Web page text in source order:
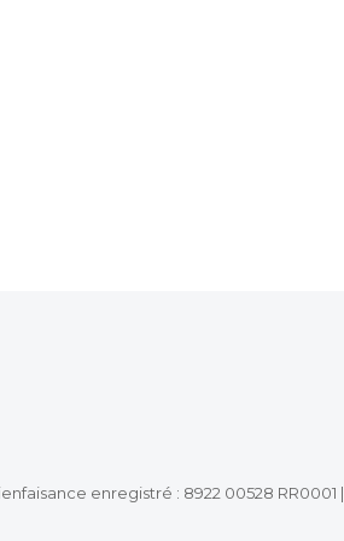
enregistré : 8922 00528 RR0001 |